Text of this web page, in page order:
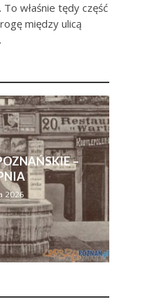
właśnie tędy część
między ulicą
–
2026